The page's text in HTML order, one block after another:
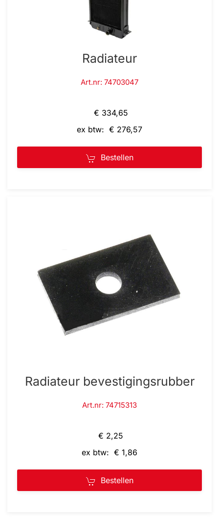
Radiateur
Art.nr: 74703047
€ 334,65
ex btw: € 276,57
Bestellen
Radiateur bevestigingsrubber
Art.nr: 74715313
€ 2,25
ex btw: € 1,86
Bestellen